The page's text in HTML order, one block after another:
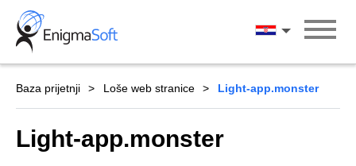
Skip
content
Hrvatski
Baza prijetnji Loše web stranice Light-app.monster
Light-app.monster